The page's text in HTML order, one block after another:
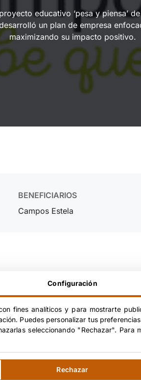
educativo ‘pesa y piensa’
un plan de empresa
maximizando su impacto positivo.
BENEFICIARIOS
Campos Estela
un plan de negocio que
escalabilidad, con el objetivo de
empresa detallado y enfocado al
Configuración
fines analíticos y para mostrarte
Puedes personalizar tus
seleccionando "Rechazar". Para
Rechazar